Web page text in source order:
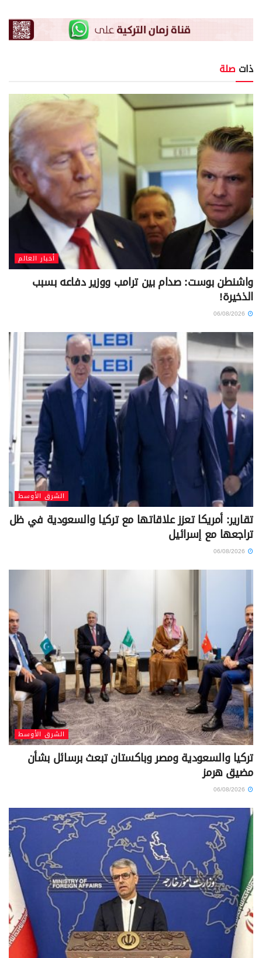
ذات صلة
أخبار العالم
واشنطن بوست: صدام بين ترامب ووزير دفاعه بسبب
الذخيرة!
الشرق الأوسط
تقارير: أمريكا تعزز علاقاتها مع تركيا والسعودية في ظل
تراجعها مع إسرائيل
الشرق الأوسط
تركيا والسعودية ومصر وباكستان تبعث برسائل بشأن
مضيق هرمز